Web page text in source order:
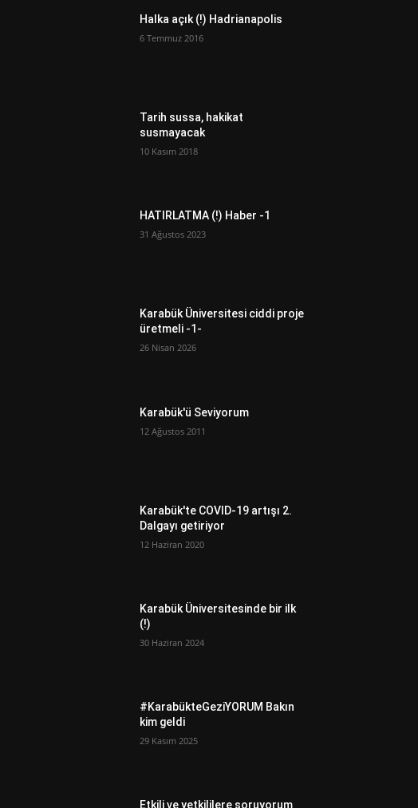
Halka açık (!) Hadrianapolis
6 Temmuz 2016
Tarih sussa, hakikat
susmayacak
10 Kasım 2018
HATIRLATMA (!) Haber -1
31 Ağustos 2023
Karabük Üniversitesi ciddi proje
üretmeli -1-
26 Nisan 2026
Karabük'ü Seviyorum
12 Ağustos 2011
Karabük'te COVID-19 artışı 2.
Dalgayı getiriyor
12 Haziran 2020
Karabük Üniversitesinde bir ilk
(!)
30 Haziran 2024
#KarabükteGeziYORUM Bakın
kim geldi
29 Kasım 2025
Etkili ve yetkililere soruyorum